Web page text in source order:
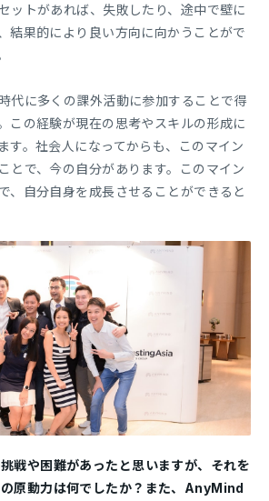
ットがあれば、失敗したり、途中で壁に
結果的により良い方向に向かうことがで
代に多くの課外活動に参加することで得
この経験が現在の思考やスキルの形成に
す。社会人になってからも、このマイン
とで、今の自分があります。このマイン
、自分自身を成長させることができると
戦や困難があったと思いますが、それを
原動力は何でしたか？また、AnyMind